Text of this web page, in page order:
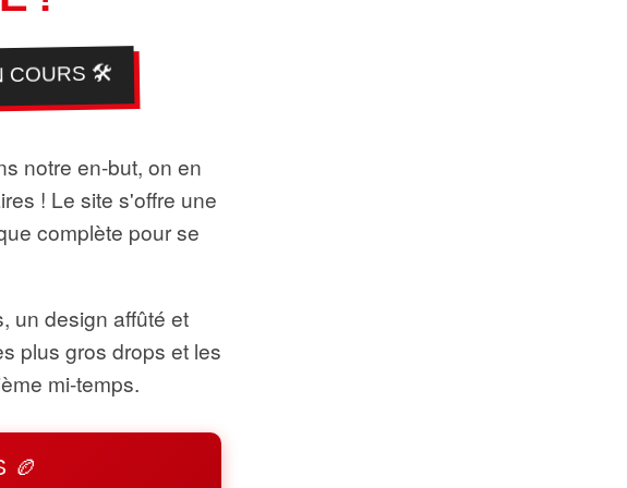
COURS 🛠️
notre en-but, on en
! Le site s'offre une
complète pour se
un design affûté et
plus gros drops et les
mi-temps.
🏉